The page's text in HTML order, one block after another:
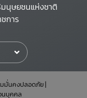
นุษยชนแห่งชาติ
การ
มมั่นคงปลอดภัย
นบุคคล